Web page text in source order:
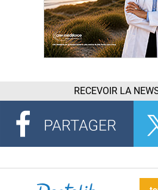
RECEVOIR LA